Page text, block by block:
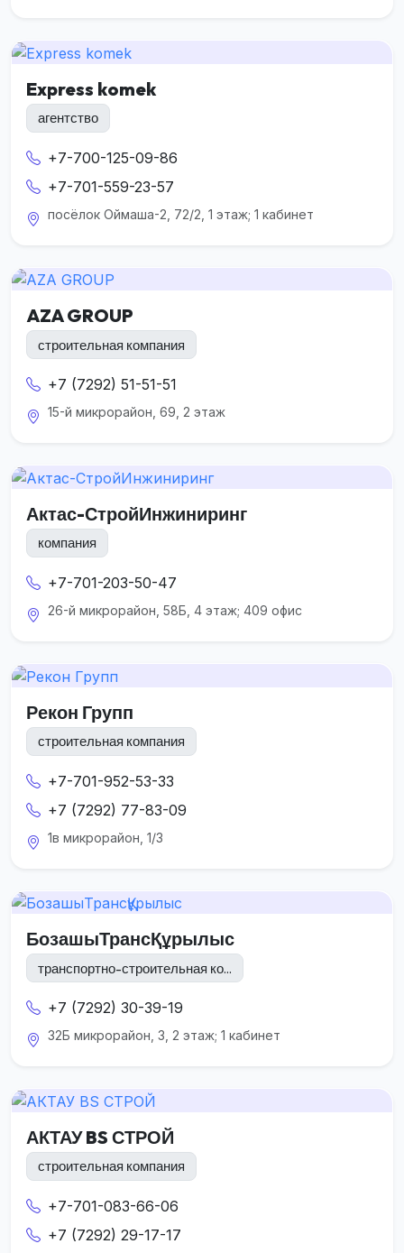
Express komek
агентство
+7-700-125-09-86
+7-701-559-23-57
посёлок Оймаша-2, 72/2, 1 этаж; 1 кабинет
AZA GROUP
строительная компания
+7 (7292) 51-51-51
15-й микрорайон, 69, 2 этаж
Актас-СтройИнжиниринг
компания
+7-701-203-50-47
26-й микрорайон, 58Б, 4 этаж; 409 офис
Рекон Групп
строительная компания
+7-701-952-53-33
+7 (7292) 77-83-09
1в микрорайон, 1/3
БозашыТрансҚұрылыс
транспортно-строительная ко...
+7 (7292) 30-39-19
32Б микрорайон, 3, 2 этаж; 1 кабинет
АКТАУ BS СТРОЙ
строительная компания
+7-701-083-66-06
+7 (7292) 29-17-17